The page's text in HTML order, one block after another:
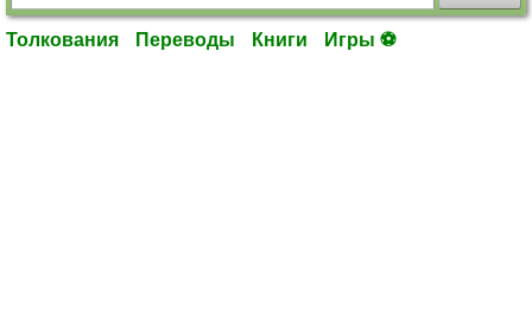
Толкования Переводы Книги Игры ⚽